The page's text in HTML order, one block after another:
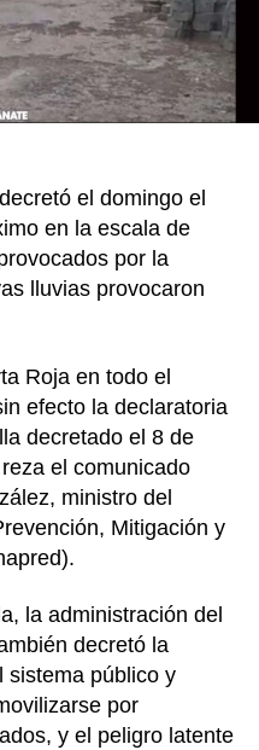
Julia
ya
a
el domingo el
en la escala de
por la
lluvias provocaron
Roja en todo el
efecto la declaratoria
decretado el 8 de
el comunicado
ministro del
Mitigación y
la administración del
decretó la
sistema público y
por
y el peligro latente